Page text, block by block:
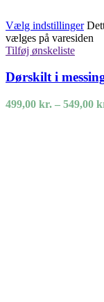
Vælg indstillinger
vælges på varesiden
Tilføj ønskeliste
Dørskilt i
499,00 kr. – 549,00